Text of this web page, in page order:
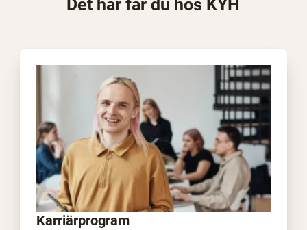
Det här får du hos KYH
Karriärprogram